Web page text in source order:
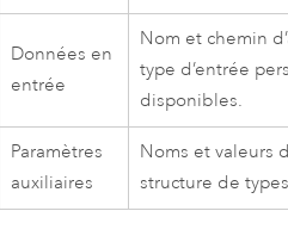
Données en
entrée
Nom et chemin
type d’entrée
disponibles.
Paramètres
auxiliaires
Noms et valeurs
structure de